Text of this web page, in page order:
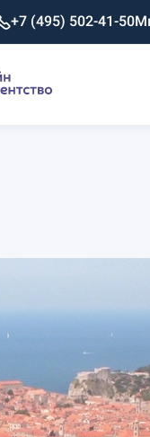
+7 (495) 502-41-50